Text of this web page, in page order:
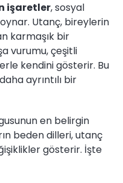
işaretler, sosyal
Utanç, bireylerin
karmaşık bir
vurumu, çeşitli
kendini gösterir. Bu
ayrıntılı bir
en belirgin
beden dilleri, utanç
gösterir. İşte